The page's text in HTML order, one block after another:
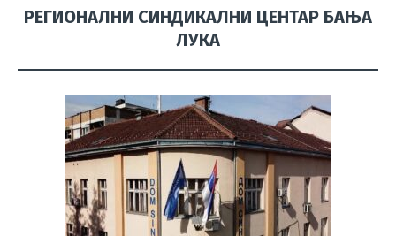
РЕГИОНАЛНИ СИНДИКАЛНИ ЦЕНТАР БАЊА
ЛУКА